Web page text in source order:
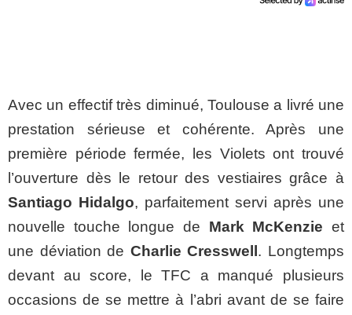
Avec un effectif très diminué, Toulouse a livré une
prestation sérieuse et cohérente. Après une
première période fermée, les Violets ont trouvé
l’ouverture dès le retour des vestiaires grâce à
Santiago Hidalgo, parfaitement servi après une
nouvelle touche longue de Mark McKenzie et
une déviation de Charlie Cresswell . Longtemps
devant au score, le TFC a manqué plusieurs
occasions de se mettre à l’abri avant de se faire